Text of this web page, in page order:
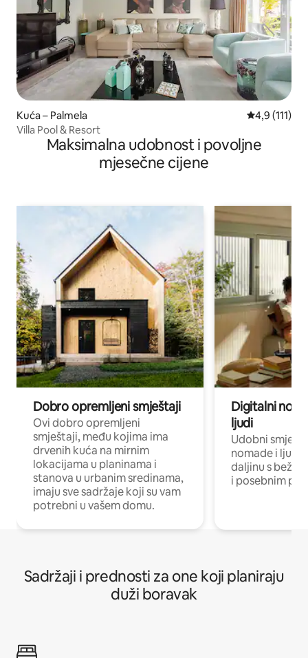
Kuća – Palmela Prosječna
4,9 (111)
Villa Pool & Resort
Maksimalna udobnost i povoljne
mjesečne cijene
Dobro opremljeni smještaji
Ovi dobro opremljeni
smještaji, među kojima ima
drvenih kuća na mirnim
lokacijama u planinama i
stanova u urbanim sredinama,
imaju sve sadržaje koji su vam
potrebni u vašem domu.
Digitalni
ljudi
Udobni
nomade i ljude
daljinu s
i posebnim
Sadržaji i prednosti za one koji planiraju
duži boravak